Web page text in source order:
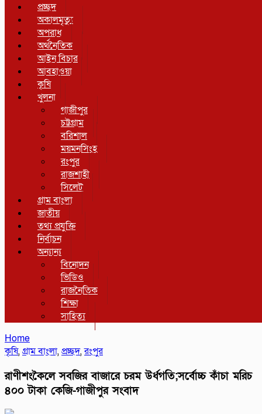
প্রচ্ছদ
অকালমৃত্যু
অপরাধ
অর্থনৈতিক
আইন বিচার
আবহাওয়া
কৃষি
খুলনা
গাজীপুর
চট্টগ্রাম
বরিশাল
ময়মনসিংহ
রংপুর
রাজশাহী
সিলেট
গ্রাম বাংলা
জাতীয়
তথ্য প্রযুক্তি
নির্বাচন
অন্যান্য
বিনোদন
ভিডিও
রাজনৈতিক
শিক্ষা
সাহিত্য
Home
কৃষি,গ্রাম বাংলা,প্রচ্ছদ,রংপুর
রাণীশংকৈলে সবজির বাজারে চরম উর্ধগতি;সর্বোচ্চ কাঁচা মরিচ
৪০০ টাকা কেজি-গাজীপুর সংবাদ